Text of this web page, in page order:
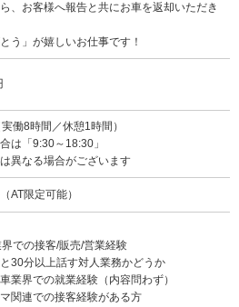
、お客様へ報告と共にお車を返却いただき
う」が嬉しいお仕事です！
働8時間／休憩1時間）
は「9:30～18:30」
異なる場合がございます
AT限定可能）
での接客/販売/営業経験
以上話す対人業務かどうか
での就業経験（内容問わず）
での接客経験がある方